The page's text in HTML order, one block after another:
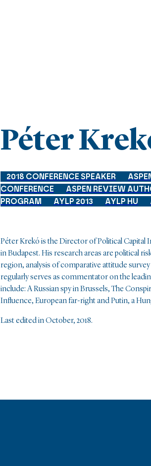
Péter
2018 CONFERENCE SPEAKER
CONFERENCE
ASPEN REVIEW
PROGRAM
AYLP 2013 AYLP HU
Péter Krekó is the Director of Political Capital
in Budapest. His research areas are political
region, analysis of comparative attitude
regularly serves as commentator on the
include: A Russian spy in Brussels, The
Influence, European far-right and Putin, a
Last edited in October, 2018.